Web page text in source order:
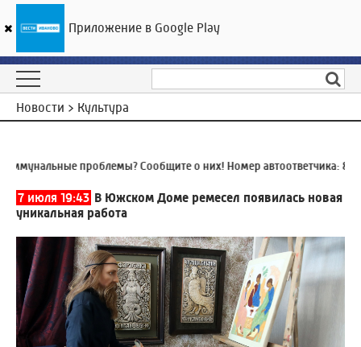
ГТРК «Ивтелерадио»
Новости > Культура
проблемы? Сообщите о них! Номер автоответчика:8
7 июля 19:43 В Южском Доме ремесел появилась новая
уникальная работа
Приложение в Google Play